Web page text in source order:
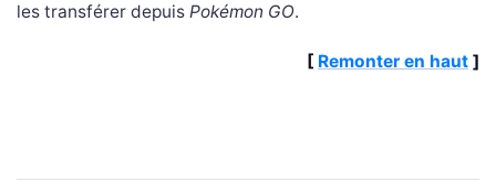
les transférer depuis Pokémon GO.
[ Remonter en haut ]